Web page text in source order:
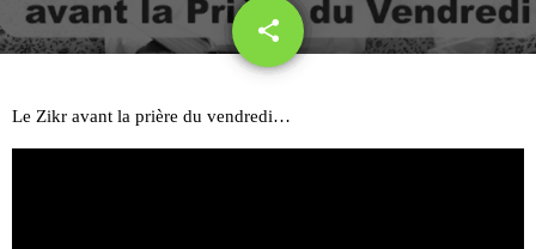
share
email
Le Zikr avant la prière du vendredi…